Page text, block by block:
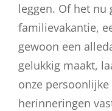
leggen. Of het nu
familievakantie,
gewoon een
gelukkig maakt,
onze
herinneringen